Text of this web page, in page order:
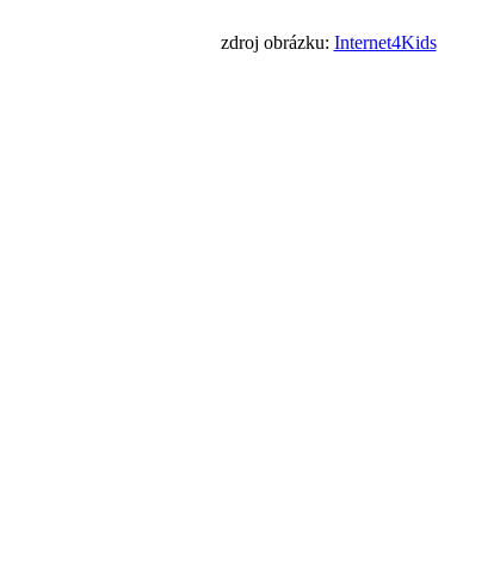
zdroj obrázku: Internet4Kids